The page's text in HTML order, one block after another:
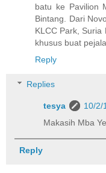
batu ke Pavilion
Bintang. Dari
KLCC Park, Suria
khusus buat
Reply
Replies
tesya
10/2/
Makasih Mba
Reply